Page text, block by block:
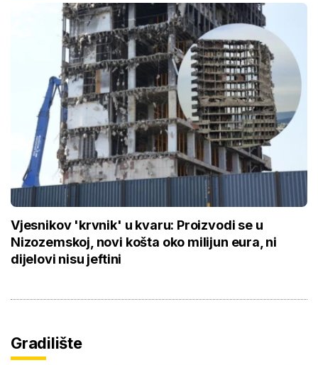
Vjesnikov 'krvnik' u kvaru: Proizvodi se u
Nizozemskoj, novi košta oko milijun eura, ni
dijelovi nisu jeftini
Gradilište